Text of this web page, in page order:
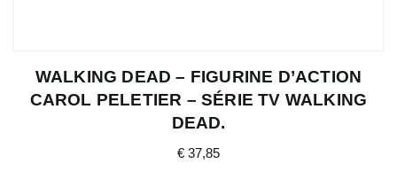
WALKING DEAD – FIGURINE D’ACTION
CAROL PELETIER – SÉRIE TV WALKING
DEAD.
€ 37,85